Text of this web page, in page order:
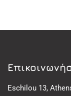
Eschilou 13,